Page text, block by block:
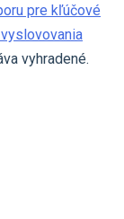
pre kľúčové
vyhradené.